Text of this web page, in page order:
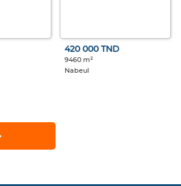
420 000 TND
9460 m²
Nabeul